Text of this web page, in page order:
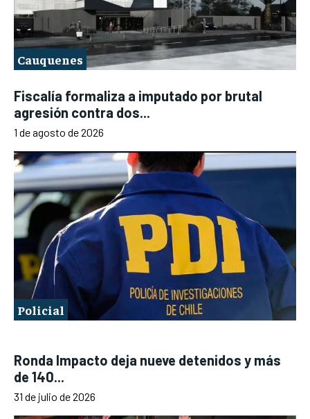
Cauquenes
Fiscalía formaliza a imputado por brutal
agresión contra dos...
1 de agosto de 2026
Policial
Ronda Impacto deja nueve detenidos y más
de 140...
31 de julio de 2026